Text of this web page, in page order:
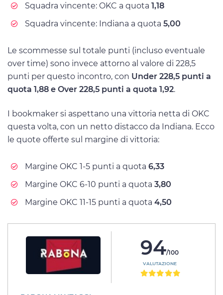
Squadra vincente: OKC a quota 1,18
Squadra vincente: Indiana a quota 5,00
Le scommesse sul totale punti (incluso eventuale
over time) sono invece attorno al valore di 228,5
punti per questo incontro, con Under 228,5 punti a
quota 1,88 e Over 228,5 punti a quota 1,92.
I bookmaker si aspettano una vittoria netta di OKC
questa volta, con un netto distacco da Indiana. Ecco
le quote offerte sul margine di vittoria:
Margine OKC 1-5 punti a quota 6,33
Margine OKC 6-10 punti a quota 3,80
Margine OKC 11-15 punti a quota 4,50
94/100
VALUTAZIONE